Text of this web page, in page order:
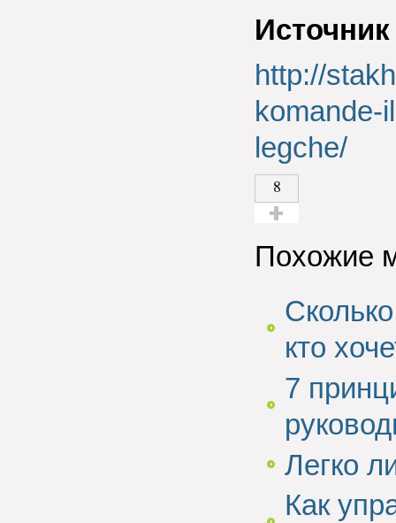
http://
komande-
legche/
8
Похожие
кто
7
Легко
Как